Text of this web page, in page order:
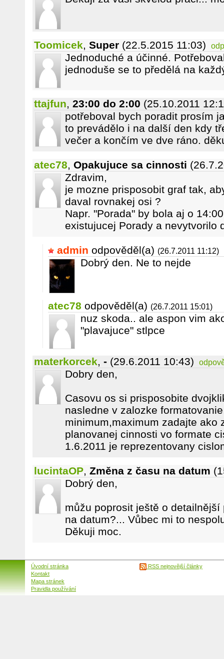
Toomicek, Super (22.5.2015 11:03)
Jednoduché a účinné.
jednoduše se to předělá na
ttajfun, 23:00 do 2:00 (25.10.2011
potřeboval bych poradit prosím
to prevádělo i na další den kdy
večer a končím ve dve ráno.
atec78, Opakujuce sa cinnosti
Zdravim,
je mozne prisposobit graf tak,
daval rovnakej osi ?
Napr. "Porada" by bola aj o
existujucej Porady a nevytvorilo
admin odpověděl(a) (26.7.2011 11:12)
Dobrý den. Ne to nejde
atec78 odpověděl(a) (26.7.2011 15:01)
nuz skoda.. ale aspon vim
"plavajuce" stlpce
materkorcek, - (29.6.2011 10:43)
Dobry den,
Casovu os si prisposobite
nasledne v zalozke
minimum,maximum zadajte ako
planovanej cinnosti vo formate
1.6.2011 je reprezentovany
lucintaOP, Změna z času na datum
Dobrý den,
můžu poprosit ještě o
na datum?... Vůbec mi to
Děkuji moc.
Úvodní stránka
Kontakt
Mapa stránek
Pravidla používání
RSS nejnovější články